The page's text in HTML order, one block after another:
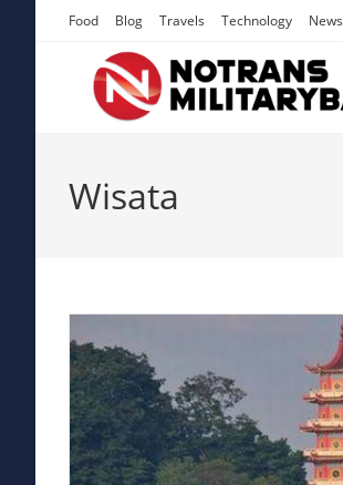
Food Blog Travels Technology News
Wisata